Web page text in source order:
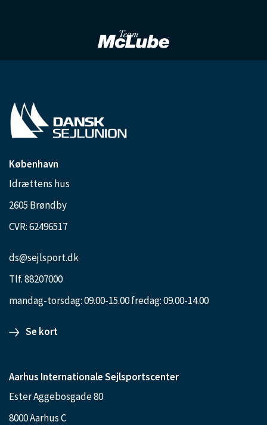
København
Idrættens hus
2605 Brøndby
CVR: 62496517
ds@sejlsport.dk
Tlf. 88207000
mandag-torsdag: 09.00-15.00 fredag: 09.00-14.00
Se kort
Aarhus Internationale Sejlsportscenter
Ester Aggebosgade 80
8000 Aarhus C